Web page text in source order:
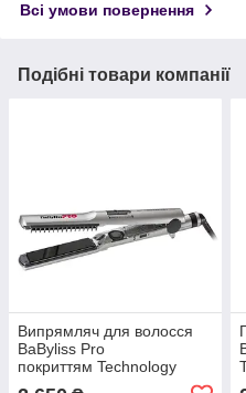
Всі умови повернення
Подібні товари компанії
Випрямляч для волосся
BaByliss Pro
покриттям Technology